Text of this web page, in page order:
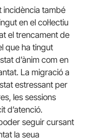
incidència també
en el col·lectiu
el trencament de
que ha tingut
d’ànim com en
La migració a
estressant per
les sessions
d’atenció.
seguir cursant
la seua